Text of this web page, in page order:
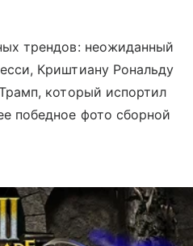
трендов: неожиданный
Криштиану Рональду
который испортил
победное фото сборной